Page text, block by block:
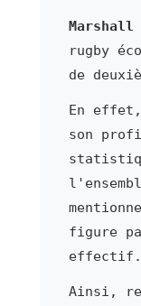
Marshall
rugby
de
En effet,
son
figure
effectif.
Ainsi,